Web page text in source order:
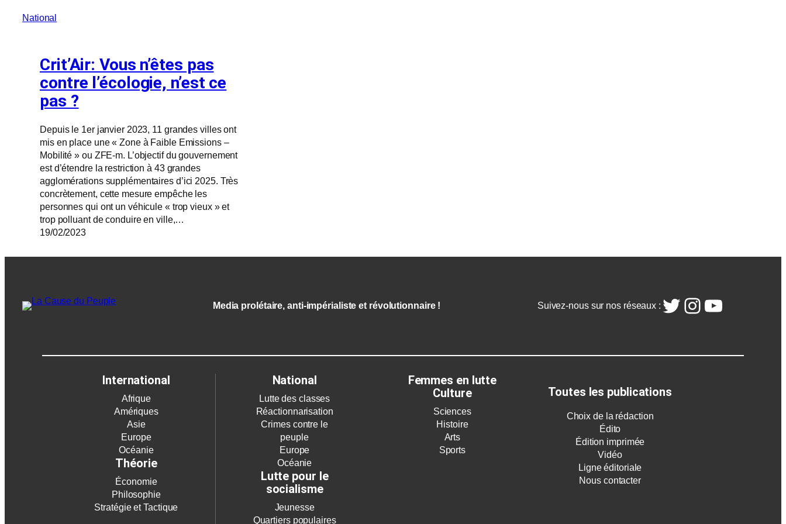
National
Crit’Air: Vous n’êtes pas
contre l’écologie, n’est ce
pas ?
Depuis le 1er janvier 2023, 11 grandes villes ont
mis en place une « Zone à Faible Emissions –
Mobilité » ou ZFE-m. L’objectif du gouvernement
est d’étendre la restriction à 43 grandes
agglomérations supplémentaires d’ici 2025. Très
concrètement, cette mesure empêche les
personnes qui ont un véhicule « trop vieux » et
trop polluant de conduire en ville,…
19/02/2023
Media prolétaire, anti-impérialiste et révolutionnaire ! Suivez-nous sur nos réseaux : Twitter
Instagram
YouTube
International
Afrique
Amériques
Asie
Europe
Océanie
Théorie
Économie
Philosophie
Stratégie et Tactique
National
Lutte des classes
Réactionnarisation
Crimes contre le
peuple
Europe
Océanie
Lutte pour le
socialisme
Jeunesse
Quartiers populaires
Femmes en lutte
Culture
Sciences
Histoire
Arts
Sports
Toutes les publications
Choix de la rédaction
Édito
Édition imprimée
Vidéo
Ligne éditoriale
Nous contacter